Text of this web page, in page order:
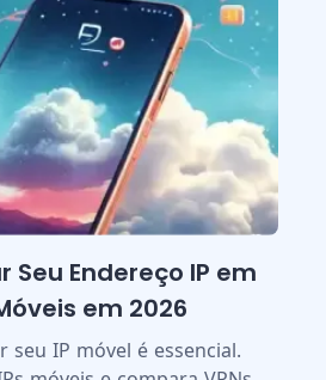
Seu Endereço IP em
em 2026
seu IP móvel é essencial.